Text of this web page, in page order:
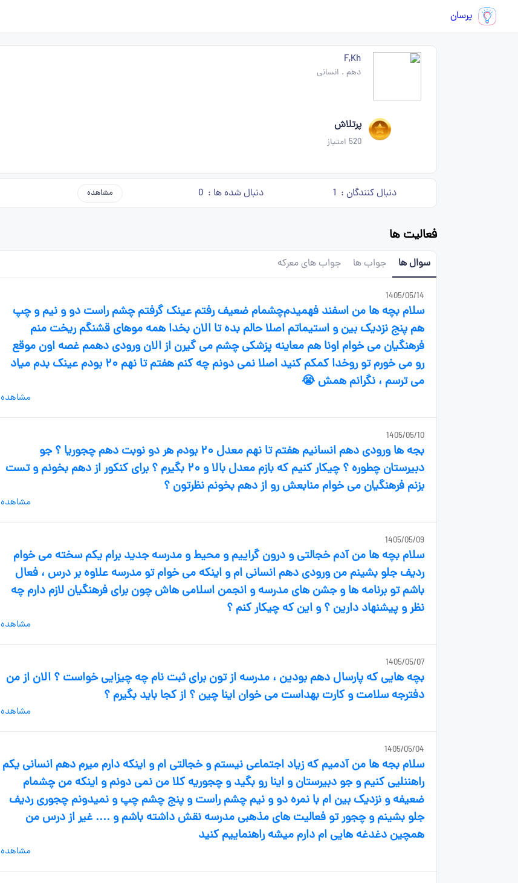
پرسان
F,Kh
دهم . انسانی
پرتلاش
520 امتیاز
دنبال کنندگان : 1 دنبال شده ها : 0 مشاهده
فعالیت ها
سوال ها جواب ها جواب های معرکه
1405/05/14
سلام بچه ها من اسفند فهمیدم‌چشمام ضعیف رفتم عینک گرفتم چشم راست دو و نیم و چپ
هم پنج نزدیک بین و استیماتم اصلا حالم بده تا الان بخدا همه موهای قشنگم ریخت منم
فرهنگیان می خوام اونا هم معاینه پزشکی چشم می گیرن از الان ورودی دهمم غصه اون موقع
رو می خورم تو روخدا کمکم کنید اصلا نمی دونم چه کنم هفتم تا نهم ۲۰ بودم عینک بدم میاد
می ترسم ، نگرانم همش 😭
مشاهده
1405/05/10
بجه ها ورودی دهم انسانیم هفتم تا نهم معدل ۲۰ بودم هر دو نوبت دهم چجوریا ؟ جو
دبیرستان چطوره ؟ چیکار کنیم که بازم معدل بالا و ۲۰ بگیرم ؟ برای کنکور از دهم بخونم و تست
بزنم فرهنگیان می خوام منابعش رو از دهم بخونم نظرتون ؟
مشاهده
1405/05/09
سلام بچه ها من آدم خجالتی و درون گراییم و محیط و مدرسه جدید برام یکم سخته می خوام
ردیف جلو بشینم من ورودی دهم انسانی ام و اینکه می خوام تو مدرسه علاوه بر درس ، فعال
باشم تو برنامه ها و جشن های مدرسه و انجمن اسلامی هاش چون برای فرهنگیان لازم دارم چه
نظر و پیشنهاد دارین ؟ و این که چیکار کنم ؟
مشاهده
1405/05/07
بچه هایی که پارسال دهم بودین ، مدرسه از تون برای ثبت نام چه چیزایی خواست ؟ الان از من
دفترجه سلامت و کارت بهداست می خوان اینا چین ؟ از کجا باید بگیرم ؟
مشاهده
1405/05/04
سلام بجه ها من آدمیم که زیاد اجتماعی نیستم و خجالتی ام و اینکه دارم میرم دهم انسانی یکم
راهننلیی کنیم و جو دبیرستان و اینا رو بگید و چجوریه کلا من نمی دونم و اینکه من چشمام
ضعیفه و نزدیک بین ام با نمره دو و نیم چشم راست و پنج چشم چپ و نمیدونم چجوری ردیف
جلو بشینم و چجور تو فعالیت های مذهبی مدرسه نقش داشته باشم و .... غیر از درس من
همچین دغدغه هایی ام دارم میشه راهنماییم کنید
مشاهده